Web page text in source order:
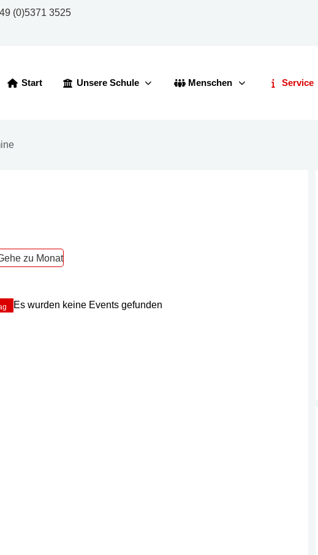
(0)5371 3525
Start Unsere Schule Menschen Service
zu Monat
Es wurden keine Events gefunden